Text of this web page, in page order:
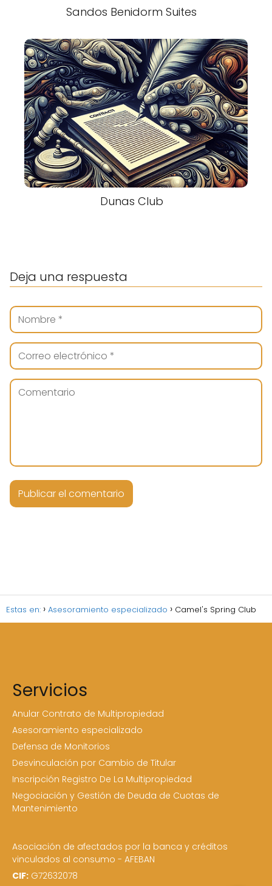
Sandos Benidorm Suites
Dunas Club
Deja una respuesta
Estas en: Asesoramiento especializado Camel's Spring Club
Servicios
Anular Contrato de Multipropiedad
Asesoramiento especializado
Defensa de Monitorios
Desvinculación por Cambio de Titular
Inscripción Registro De La Multipropiedad
Negociación y Gestión de Deuda de Cuotas de
Mantenimiento
Asociación de afectados por la banca y créditos
vinculados al consumo - AFEBAN
CIF: G72632078